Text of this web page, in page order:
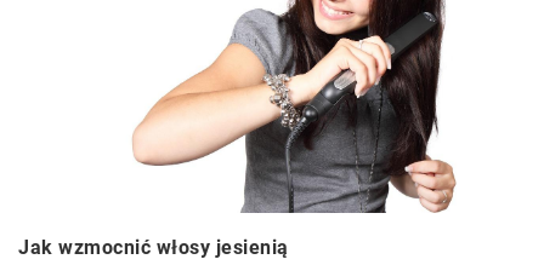
Jak wzmocnić włosy jesienią